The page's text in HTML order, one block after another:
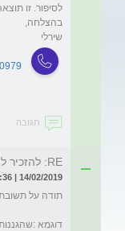
שירלי
תגובה
RE: להזכיר לילד ממשיכה
14/02/2019 | 18:36 | מאת: ממשיכה
דוגמא